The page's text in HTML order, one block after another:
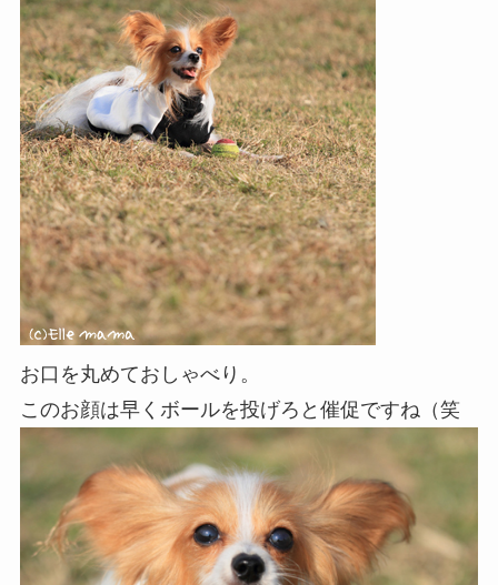
お口を丸めておしゃべり。
このお顔は早くボールを投げろと催促ですね（笑